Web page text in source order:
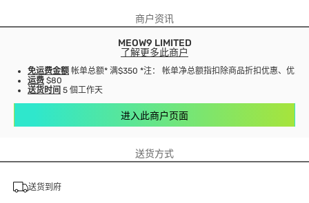
商户资讯
MEOW9 LIMITED
了解更多此商户
免运费金额 帐单总额* 满$350 *注： 帐单净总额指扣除商品折扣优惠、优惠
运费 $80
送货时间 5 個工作天
进入此商户页面
送货方式
送货到府